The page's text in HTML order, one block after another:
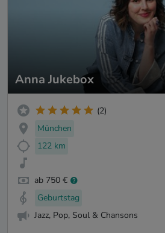
Anna Jukebox
(2)
München
122 km
ab 750 €
Geburtstag
Jazz, Pop, Soul & Chansons